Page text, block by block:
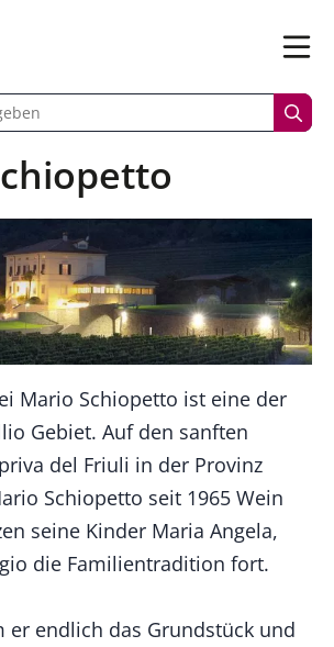
Menü
Mario Schiopetto ist eine der
Gebiet. Auf den sanften
del Friuli in der Provinz
Schiopetto seit 1965 Wein
seine Kinder Maria Angela,
die Familientradition fort.
er endlich das Grundstück und